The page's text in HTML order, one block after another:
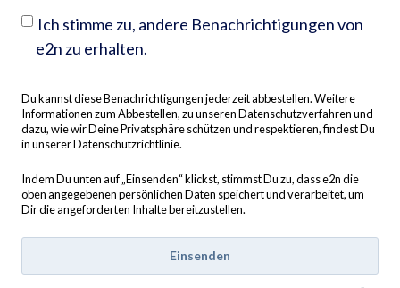
Ich stimme zu, andere Benachrichtigungen von
e2n zu erhalten.
Du kannst diese Benachrichtigungen jederzeit abbestellen. Weitere
Informationen zum Abbestellen, zu unseren Datenschutzverfahren und
dazu, wie wir Deine Privatsphäre schützen und respektieren, findest Du
in unserer Datenschutzrichtlinie.
Indem Du unten auf „Einsenden“ klickst, stimmst Du zu, dass e2n die
oben angegebenen persönlichen Daten speichert und verarbeitet, um
Dir die angeforderten Inhalte bereitzustellen.